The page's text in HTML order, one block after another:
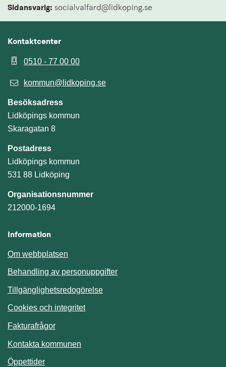
Sidansvarig: socialvalfard@lidkoping.se
Kontaktcenter
0510 - 77 00 00
kommun@lidkoping.se
Besöksadress
Lidköpings kommun
Skaragatan 8
Postadress
Lidköpings kommun
531 88 Lidköping
Organisationsnummer
212000-1694
Information
Om webbplatsen
Behandling av personuppgifter
Tillgänglighetsredogörelse
Cookies och integritet
Fakturafrågor
Kontakta kommunen
Öppettider